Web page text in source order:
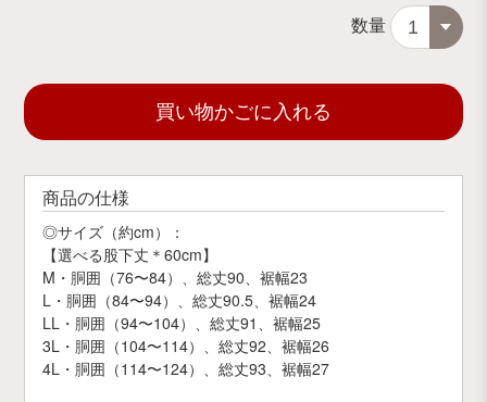
数量
買い物かごに入れる
商品の仕様
◎サイズ（約cm）：
【選べる股下丈＊60cm】
M・胴囲（76〜84）、総丈90、裾幅23
L・胴囲（84〜94）、総丈90.5、裾幅24
LL・胴囲（94〜104）、総丈91、裾幅25
3L・胴囲（104〜114）、総丈92、裾幅26
4L・胴囲（114〜124）、総丈93、裾幅27